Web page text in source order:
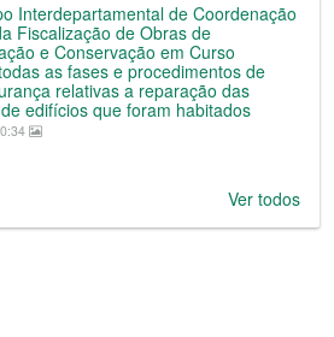
Interdepartamental de Coordenação
Fiscalização de Obras de
e Conservação em Curso
as fases e procedimentos de
relativas a reparação das
edifícios que foram habitados
Ver todos